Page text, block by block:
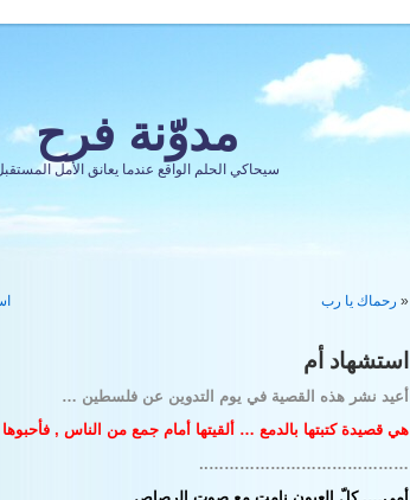
مدوّنة فرح
سيحاكي الحلم الواقع عندما يعانق الأمل
« رحماك يا رب
استشهاد أم
أعيد نشر هذه القصية في يوم التدوين عن فلسطين …
هي قصيدة كتبتها بالدمع … ألقيتها أمام جمع من الناس ,
…………………………………..